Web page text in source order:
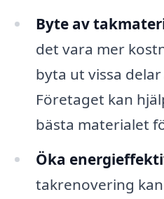
Byte av
det vara mer
byta ut vissa
Företaget kan
bästa materialet
Öka
takrenovering